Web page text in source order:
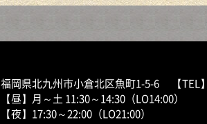
福岡県北九州市小倉北区魚町1-5-6 【TEL
【昼】月～土 11:30～14:30（LO14:00）
【夜】17:30～22:00（LO21:00）